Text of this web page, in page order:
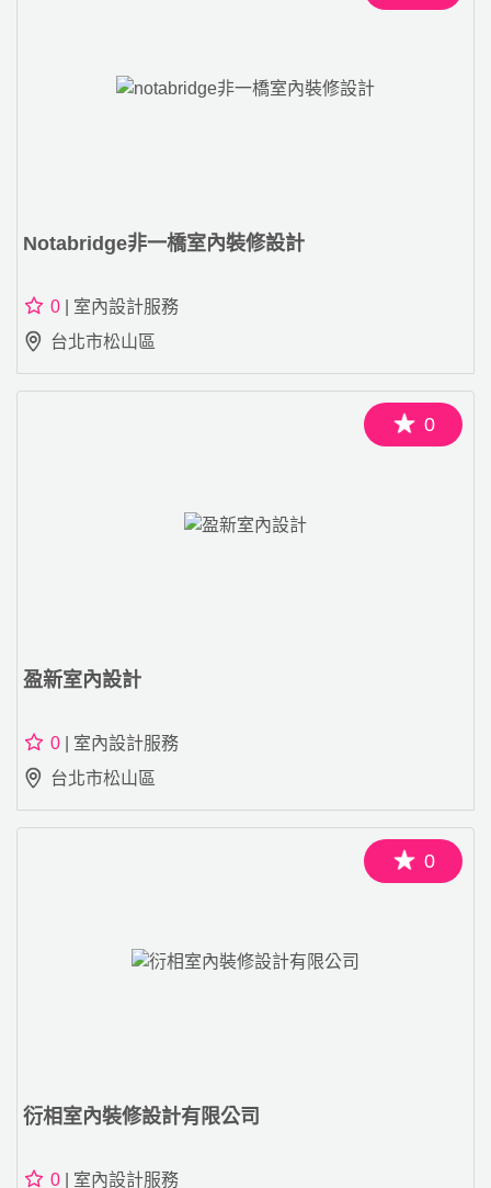
Notabridge非一橋室內裝修設計
0 | 室內設計服務
台北市松山區
0
盈新室內設計
0 | 室內設計服務
台北市松山區
0
衍相室內裝修設計有限公司
0 | 室內設計服務